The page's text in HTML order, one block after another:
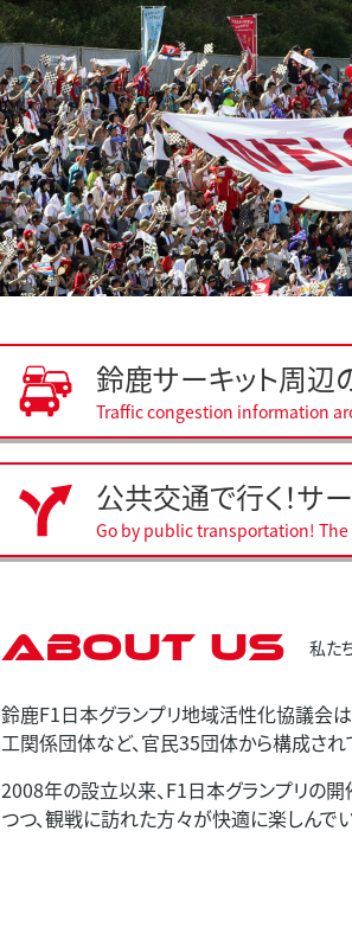
鈴鹿サーキット周辺
Traffic congestion information
公共交通で行く！サ
Go by public transportation! The
About us 私た
鈴鹿F1日本グランプリ地域活性化協議会
工関係団体など、官民35団体から構成され
2008年の設立以来、F1日本グランプリの
つつ、観戦に訪れた方々が快適に楽しんで